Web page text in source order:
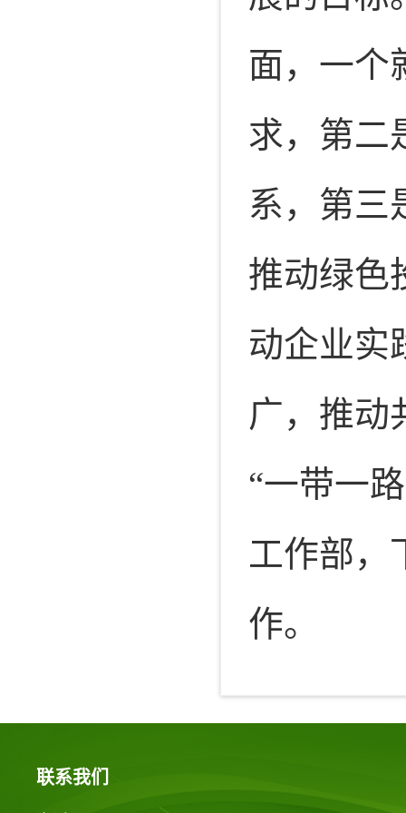
面，一个
求，第二
系，第三
推动绿色
动企业实
广，推动
“一带一
工作部，
作。
联系我们